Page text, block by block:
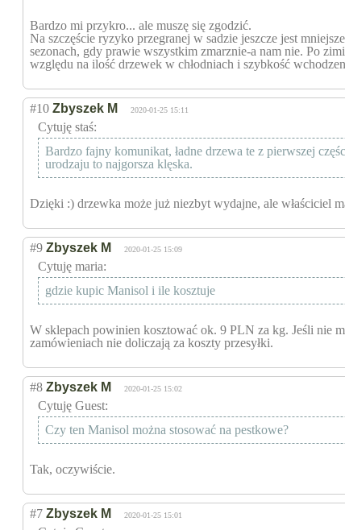
Bardzo mi przykro... ale muszę się zgodzić.
Na szczęście ryzyko przegranej w sadzie jeszcze jest
sezonach, gdy prawie wszystkim zmarznie-a nam nie. Po
względu na ilość drzewek w chłodniach i szybkość
#10 Zbyszek M 2020-01-25 15:11
Cytuję staś:
Bardzo fajny komunikat, ładne drzewa te z pierwszej
urodzaju to najgorsza klęska.
Dzięki :) drzewka może już niezbyt wydajne, ale właściciel
#9 Zbyszek M 2020-01-25 15:09
Cytuję maria:
gdzie kupic Manisol i ile kosztuje
W sklepach powinien kosztować ok. 9 PLN za kg. Jeśli nie
zamówieniach nie doliczają za koszty przesyłki.
#8 Zbyszek M 2020-01-25 15:02
Cytuję Guest:
Czy ten Manisol można stosować na pestkowe?
Tak, oczywiście.
#7 Zbyszek M 2020-01-25 15:01